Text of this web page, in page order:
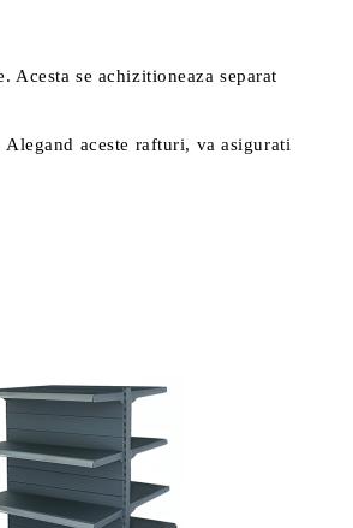
se achizitioneaza separat
Alegand aceste rafturi, va asigurati